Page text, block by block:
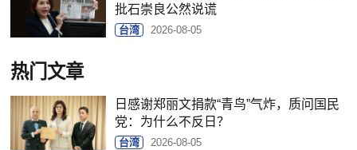
批石崇良公然说谎
台湾 2026-08-05
热门文章
日感谢郑丽文捐款“青鸟”气炸，质问国民
党：为什么不反日？
台湾 2026-08-05